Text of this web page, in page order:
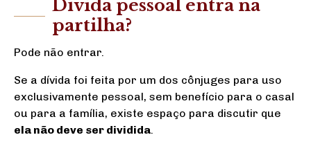
Dívida pessoal entra na
partilha?
Pode não entrar.
Se a dívida foi feita por um dos cônjuges para uso
exclusivamente pessoal, sem benefício para o casal
ou para a família, existe espaço para discutir que
ela não deve ser dividida.